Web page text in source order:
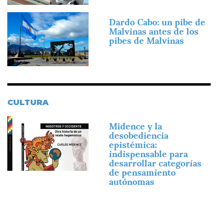
Imagen
Dardo Cabo: un pibe de
Malvinas antes de los
pibes de Malvinas
CULTURA
Imagen
Midence y la
desobediencia
epistémica:
indispensable para
desarrollar categorías
de pensamiento
autónomas